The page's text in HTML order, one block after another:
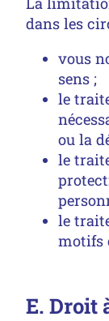
dans les
vous
sens ;
le
ou la
le
le
motifs
E. Droit